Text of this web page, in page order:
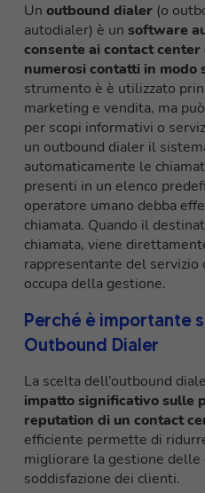
Un outbound dialer (o
autodialer) è un software
consente ai contact
numerosi contatti in modo
strumento è è utilizzato
marketing e vendita, ma
per scopi informativi o
un outbound dialer il
automaticamente le
presenti in un elenco
operatore umano debba
chiamata. Quando il
chiamata, viene
rappresentante del servizio
occupa della gestione.
Perché è importante
Outbound Dialer
La scelta dell’outbound
impatto significativo sulle
reputation di un contact
efficiente permette di
migliorare la gestione delle
soddisfazione dei clienti.